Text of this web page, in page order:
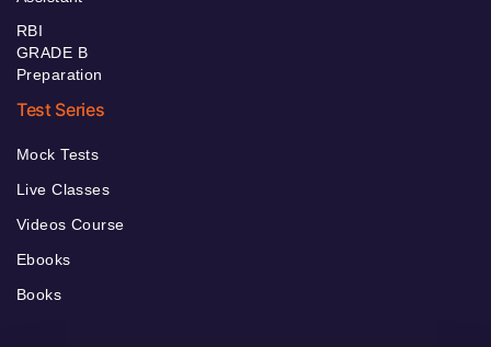
RBI
GRADE B
Preparation
Test Series
Mock Tests
Live Classes
Videos Course
Ebooks
Books